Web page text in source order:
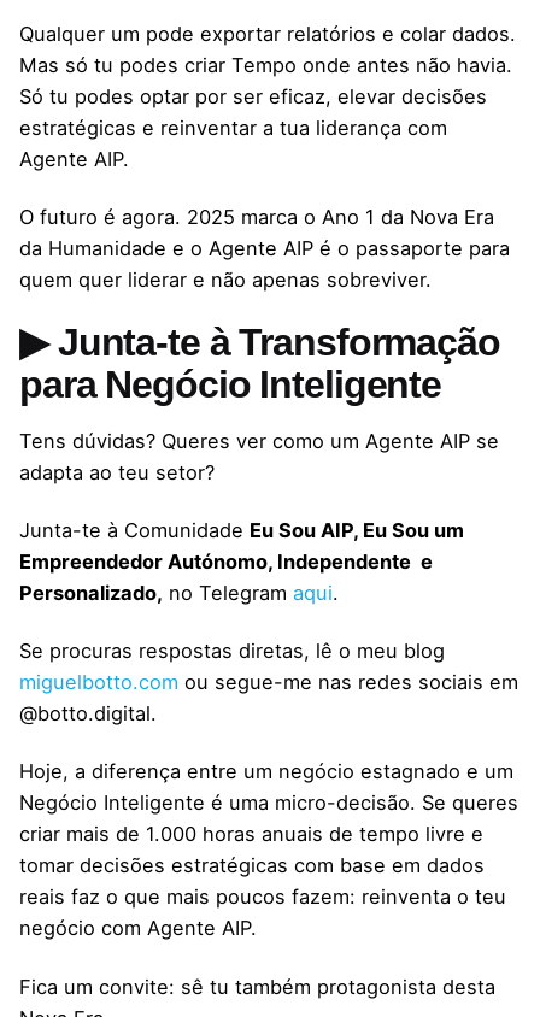
Qualquer um pode exportar relatórios e colar dados.
Mas só tu podes criar Tempo onde antes não havia.
Só tu podes optar por ser eficaz, elevar decisões
estratégicas e reinventar a tua liderança com
Agente AIP.
O futuro é agora. 2025 marca o Ano 1 da Nova Era
da Humanidade e o Agente AIP é o passaporte para
quem quer liderar e não apenas sobreviver.
▶ Junta-te à Transformação
para Negócio Inteligente
Tens dúvidas? Queres ver como um Agente AIP se
adapta ao teu setor?
Junta-te à Comunidade Eu Sou AIP, Eu Sou um
Empreendedor Autónomo, Independente e
Personalizado, no Telegram aqui.
Se procuras respostas diretas, lê o meu blog
miguelbotto.com ou segue-me nas redes sociais em
@botto.digital.
Hoje, a diferença entre um negócio estagnado e um
Negócio Inteligente é uma micro-decisão. Se queres
criar mais de 1.000 horas anuais de tempo livre e
tomar decisões estratégicas com base em dados
reais faz o que mais poucos fazem: reinventa o teu
negócio com Agente AIP.
Fica um convite: sê tu também protagonista desta